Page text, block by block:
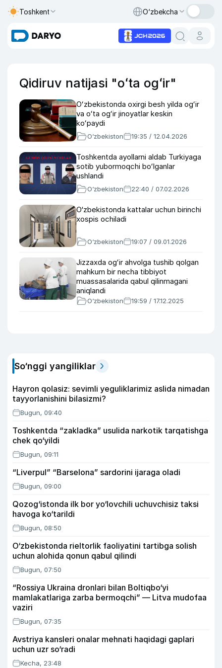
Toshkent O‘zbekcha
Qidiruv natijasi "oʻta ogʻir"
Oʻzbekistonda oxirgi besh yilda ogʻir
va oʻta ogʻir jinoyatlar keskin
koʻpaydi
O‘zbekiston 19:35 / 12.04.2026
Toshkentda ayollarni aldab Turkiyaga
sotib yubormoqchi boʻlganlar
ushlandi
O‘zbekiston 22:40 / 07.02.2026
O‘zbekistonda kattalar uchun birinchi
xospis ochiladi
O‘zbekiston 19:07 / 09.01.2026
Jizzaxda ogʻir ahvolga tushib qolgan
mahkum bir necha tibbiyot
muassasalarida qabul qilinmagani
aniqlandi
O‘zbekiston 19:59 / 17.12.2025
So‘nggi yangiliklar
Hayron qolasiz: sevimli yeguliklarimiz aslida nimadan
tayyorlanishini bilasizmi?
Bugun, 09:40
Toshkentda “zakladka” usulida narkotik tarqatishga
chek qo‘yildi
Bugun, 09:11
“Liverpul” “Barselona” sardorini ijaraga oladi
Bugun, 09:00
Qozog‘istonda ilk bor yo‘lovchili uchuvchisiz taksi
havoga ko‘tarildi
Bugun, 08:50
O‘zbekistonda rieltorlik faoliyatini tartibga solish
uchun alohida qonun qabul qilindi
Bugun, 07:50
“Rossiya Ukraina dronlari bilan Boltiqbo‘yi
mamlakatlariga zarba bermoqchi” — Litva mudofaa
vaziri
Bugun, 07:35
Avstriya kansleri onalar mehnati haqidagi gaplari
uchun uzr so‘radi
Kecha, 23:48